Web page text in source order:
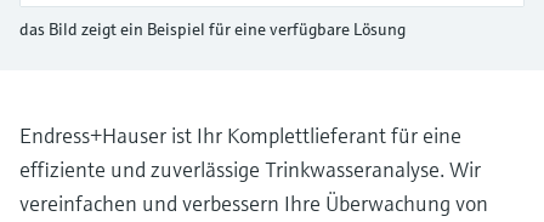
Device Viewer
Ersatzteilsuche
Ersatzteile anhand von Produktwurzel,
Bestellcode oder Seriennummer finden
Füllstandsmessung
Alle ansehen
Analysatoren für Härte, Eisen,
Mikrowellentransmission
das Bild zeigt ein Beispiel für eine verfügbare Lösung
Endress+Hauser ist Ihr Komplettlieferant für eine
effiziente und zuverlässige Trinkwasseranalyse. Wir
vereinfachen und verbessern Ihre Überwachung von